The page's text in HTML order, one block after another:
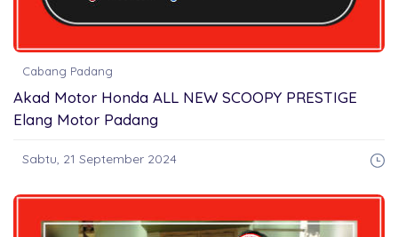
Cabang Padang
Akad Motor Honda ALL NEW SCOOPY PRESTIGE
Elang Motor Padang
Sabtu, 21 September 2024